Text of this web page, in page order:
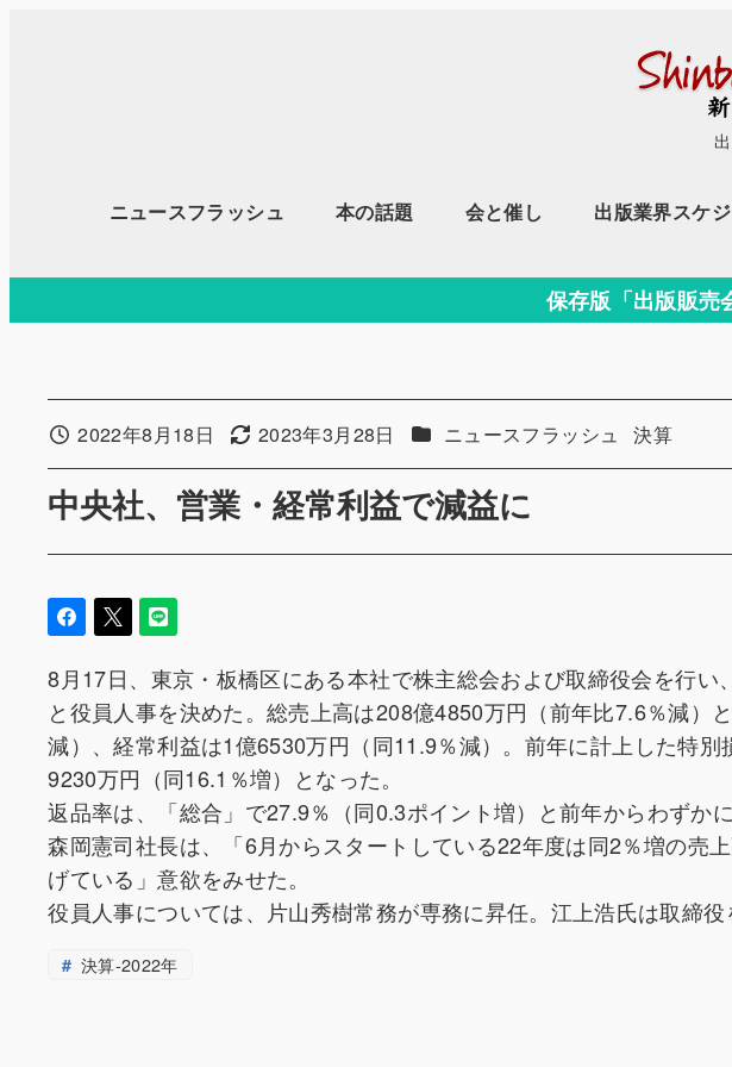
移
ニュースフラッシュ 本の話題 会と催し 出版業界スケ
保存版「出版販売
中央社、営業・経常利益で減益に
投稿日2022年8月18日 更新日2023年3月28日 カテゴリー
ニュースフラッシュ カテゴリー
決算
8月17日、東京・板橋区にある本社で株主総会および取締役会を行
と役員人事を決めた。総売上高は208億4850万円（前年比7.6％減）
減）、経常利益は1億6530万円（同11.9％減）。前年に計上した特
9230万円（同16.1％増）となった。
返品率は、「総合」で27.9％（同0.3ポイント増）と前年からわずか
森岡憲司社長は、「6月からスタートしている22年度は同2％増の売
げている」意欲をみせた。
役員人事については、片山秀樹常務が専務に昇任。江上浩氏は取締役
決算-2022年